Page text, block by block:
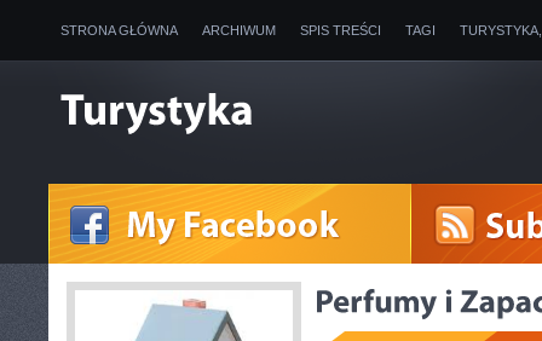
STRONA GŁÓWNA ARCHIWUM SPIS TREŚCI TAGI